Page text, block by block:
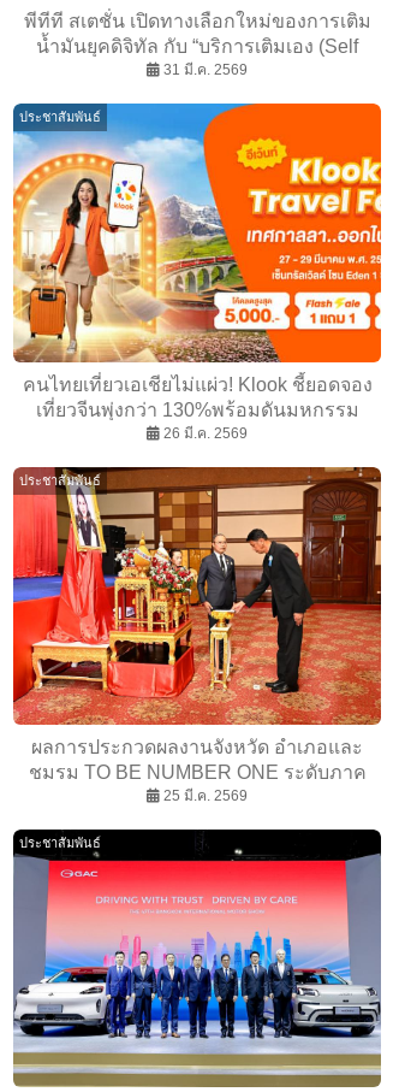
พีทีที สเตชั่น เปิดทางเลือกใหม่ของการเติม
น้ำมันยุคดิจิทัล กับ “บริการเติมเอง (Self
Serve)” ชูจุดเด่น “สั่ง เติม จ่าย ครบ” จบในแอ
31 มี.ค. 2569
ประชาสัมพันธ์
คนไทยเที่ยวเอเชียไม่แผ่ว! Klook ชี้ยอดจอง
เที่ยวจีนพุ่งกว่า 130%พร้อมดันมหกรรม
Klook Travel Fest ชวนคนไทย ‘ลา…ออกไป
26 มี.ค. 2569
ประชาสัมพันธ์
ผลการประกวดผลงานจังหวัด อำเภอและ
ชมรม TO BE NUMBER ONE ระดับภาค
ตะวันออกเฉียงเหนือ ประจำปี 2569
25 มี.ค. 2569
ประชาสัมพันธ์